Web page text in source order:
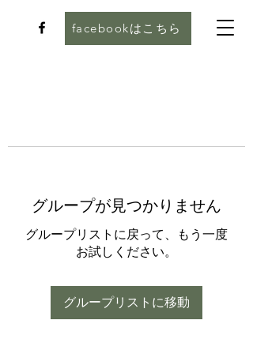
facebookはこちら
グループが見つかりません
グループリストに戻って、もう一度
お試しください。
グループリストに移動